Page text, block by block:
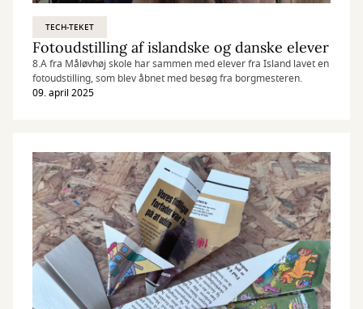
TECH-TEKET
Fotoudstilling af islandske og danske elever
8.A fra Måløvhøj skole har sammen med elever fra Island lavet en
fotoudstilling, som blev åbnet med besøg fra borgmesteren.
09. april 2025